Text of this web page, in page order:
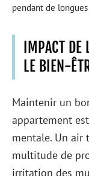
pendant de
IMPACT
LE BIEN-
Maintenir un
appartement
mentale. Un air
multitude de
irritation des